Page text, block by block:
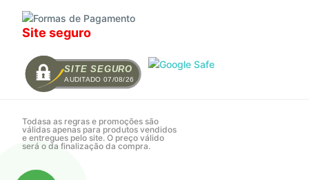
Site seguro
SITE SEGURO
AUDITADO 07/08/26
Todasa as regras e promoções são
válidas apenas para produtos vendidos
e entregues pelo site. O preço válido
será o da finalização da compra.